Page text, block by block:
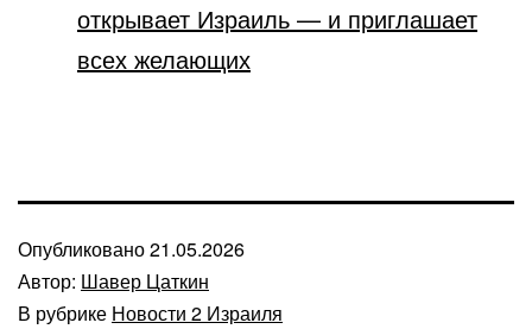
открывает Израиль — и приглашает
всех желающих
Опубликовано21.05.2026
Автор: Шавер Цаткин
В рубрике Новости 2 Израиля